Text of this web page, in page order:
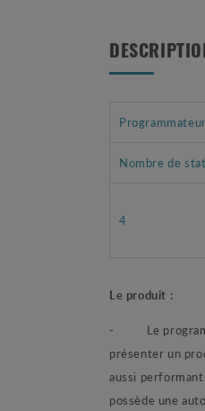
Nombre de
4
Le produit :
-
Le
présenter un
aussi
possède une